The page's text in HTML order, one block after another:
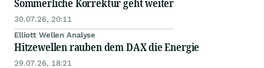
30.07.26, 20:11
Elliott Wellen Analyse
Hitzewellen rauben dem DAX die Energie
29.07.26, 18:21